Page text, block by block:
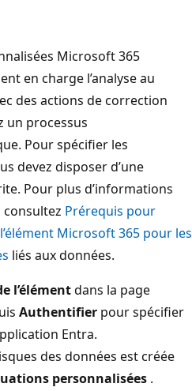
Microsoft 365
en charge l’analyse au
des actions de correction
un processus
Pour spécifier les
devez disposer d’une
Pour plus d’informations
consultez Prérequis pour
Microsoft 365 pour les
liés aux données.
l’élémentdans la page
Authentifier pour spécifier
Entra.
des données est créée
personnalisées .